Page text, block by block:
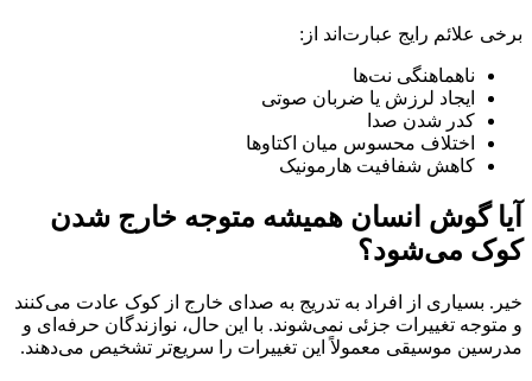
برخی علائم رایج عبارت‌اند از:
ناهماهنگی نت‌ها
ایجاد لرزش یا ضربان صوتی
کدر شدن صدا
اختلاف محسوس میان اکتاوها
کاهش شفافیت هارمونیک
آیا گوش انسان همیشه متوجه خارج شدن
کوک می‌شود؟
خیر. بسیاری از افراد به تدریج به صدای خارج از کوک عادت می‌کنند
و متوجه تغییرات جزئی نمی‌شوند. با این حال، نوازندگان حرفه‌ای و
مدرسین موسیقی معمولاً این تغییرات را سریع‌تر تشخیص می‌دهند.